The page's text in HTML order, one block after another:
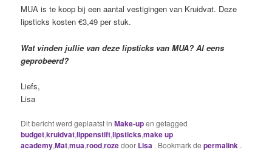
MUA is te koop bij een aantal vestigingen van Kruidvat. Deze
lipsticks kosten €3,49 per stuk.
Wat vinden jullie van deze lipsticks van MUA? Al eens
geprobeerd?
Liefs,
Lisa
Dit bericht werd geplaatst inMake-upen getagged
budget,kruidvat,lippenstift,lipsticks,make up
academy,Mat,mua,rood,rozedoor Lisa . Bookmark depermalink .